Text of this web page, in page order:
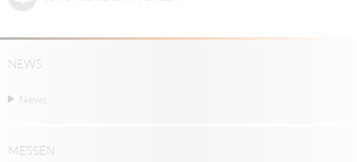
NEWS
News
MESSEN